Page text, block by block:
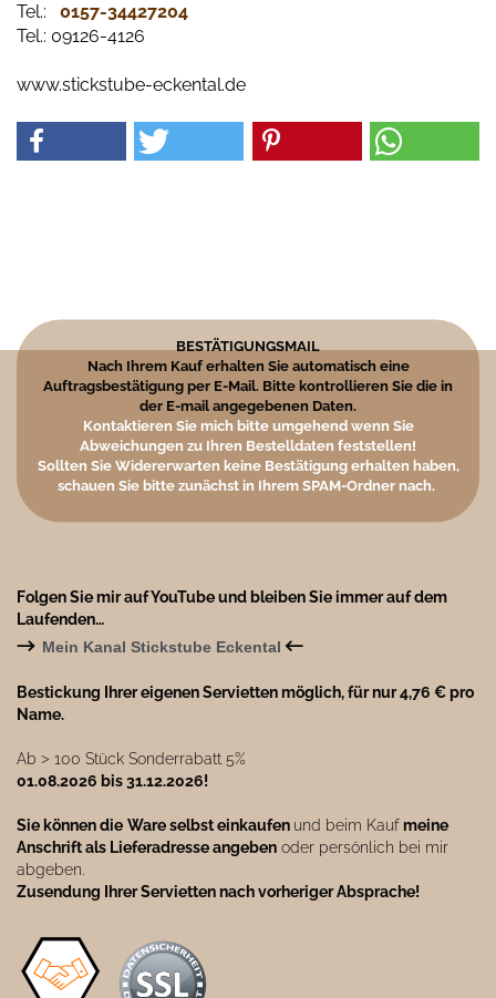
Tel.: 0157-34427204​
Tel.: 09126-4126
www.stickstube-eckental.de
BESTÄTIGUNGSMAIL
Nach Ihrem Kauf erhalten Sie automatisch eine
Auftragsbestätigung per E-Mail. Bitte kontrollieren Sie die in
der E-mail angegebenen Daten.
Kontaktieren Sie mich bitte umgehend wenn Sie
Abweichungen zu Ihren Bestelldaten feststellen!
Sollten Sie Widererwarten keine Bestätigung erhalten haben,
schauen Sie bitte zunächst in Ihrem SPAM-Ordner nach.
Folgen Sie mir auf YouTube und bleiben Sie immer auf dem
Laufenden…
→ Mein Kanal Stickstube Eckental ←
Bestickung Ihrer eigenen Servietten möglich, für nur 4,76 € pro
Name.
Ab ˃ 100 Stück Sonderrabatt 5%
01.08.2026 bis 31.12.2026!
Sie können die Ware selbst einkaufen und beim Kaufmeine
Anschrift als Lieferadresse angeben oder persönlich bei mir
abgeben.
Zusendung Ihrer Servietten nach vorheriger Absprache!